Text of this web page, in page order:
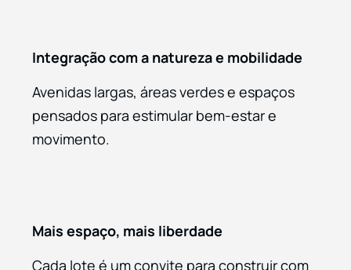
Integração com a natureza e mobilidade
Avenidas largas, áreas verdes e espaços
pensados para estimular bem-estar e
movimento.
Mais espaço, mais liberdade
Cada lote é um convite para construir com